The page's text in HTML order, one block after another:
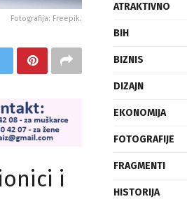
Fotografija: Freepik.
i
ATRAKTIVNO
BIH
BIZNIS
DIZAJN
EKONOMIJA
FOTOGRAFIJE
FRAGMENTI
HISTORIJA